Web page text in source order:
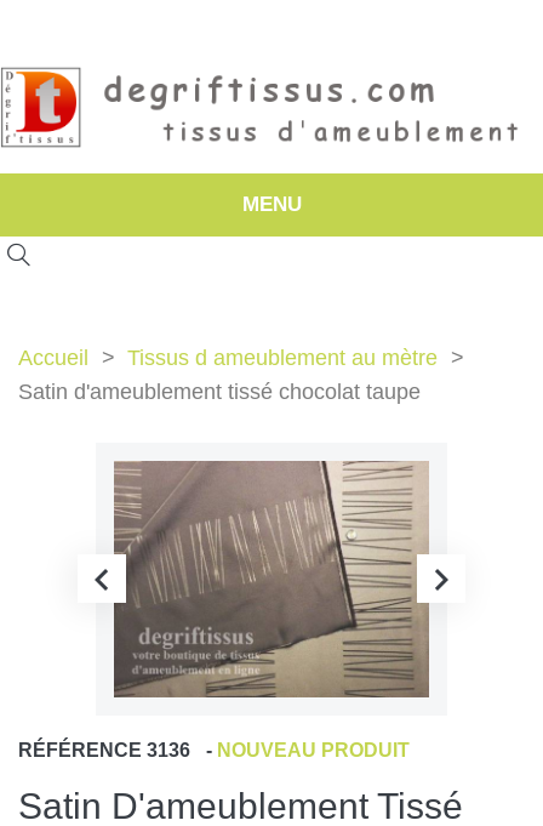
MENU
Accueil
Tissus d ameublement au mètre
Satin d'ameublement tissé chocolat taupe
RÉFÉRENCE 3136 - NOUVEAU PRODUIT
Satin D'ameublement Tissé